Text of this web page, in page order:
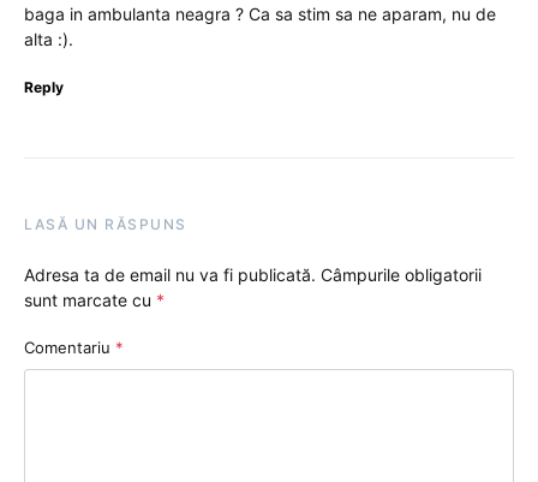
baga in ambulanta neagra ? Ca sa stim sa ne aparam, nu de
alta :).
Reply
LASĂ UN RĂSPUNS
Adresa ta de email nu va fi publicată. Câmpurile obligatorii
sunt marcate cu *
Comentariu *